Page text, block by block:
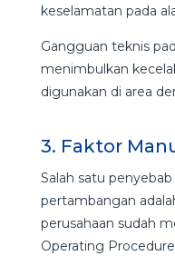
keselamatan pada
Gangguan teknis
menimbulkan
digunakan di area
3. Faktor
Salah satu
pertambangan
perusahaan sudah
Operating